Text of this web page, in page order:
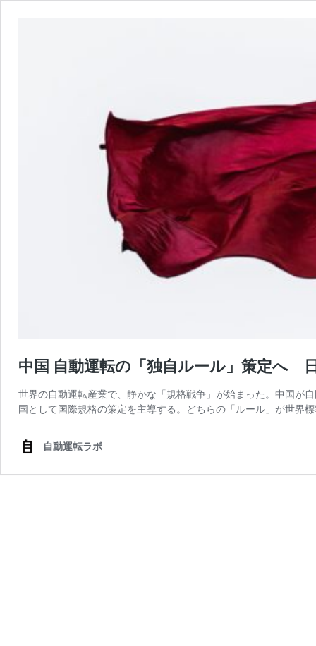
中国 自動運転の「独自ルール」策定へ
世界の自動運転産業で、静かな「規格戦争」が始まった。中国が
国として国際規格の策定を主導する。どちらの「ルール」が世界
自動運転ラボ